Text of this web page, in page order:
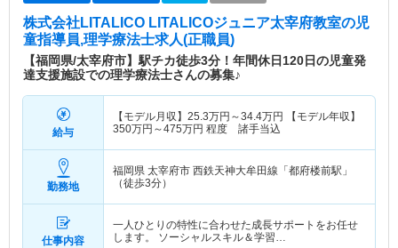
株式会社LITALICO LITALICOジュニア太宰府教室の児
童指導員,理学療法士求人(正職員)
【福岡県/太宰府市】駅チカ徒歩3分！年間休日120日の児童発
達支援施設での理学療法士さんの募集♪
給与
【モデル月収】 25.3万円～34.4万円
【モデル年収】
350万円～475万円 程度 諸手当込
勤務地
福岡県 太宰府市 西鉄天神大牟田線「都府楼前駅」
（徒歩3分）
仕事内容
一人ひとりの特性に合わせた成長サポートをお任せ
します。 ソーシャルスキル＆学習…